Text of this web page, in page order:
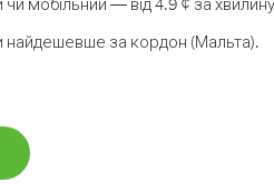
найдешевше за кордон (Мальта).